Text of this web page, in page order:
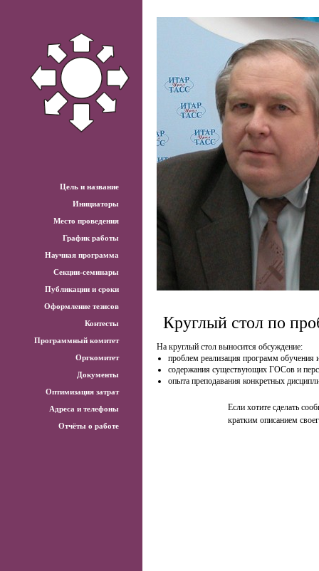
Круглый стол по
На круглый стол выносится обсуждение:
проблем реализация программ
содержания существующих ГОСов и
опыта преподавания конкретных
Если хотите сделать
кратким описанием
Цель и название
Инициаторы
Место проведения
График работы
Научная программа
Секции-семинары
Публикации и сроки
Оформление тезисов
Контесты
Программный комитет
Оргкомитет
Документы
Оптимизация затрат
Адреса и телефоны
Отчёты о работе